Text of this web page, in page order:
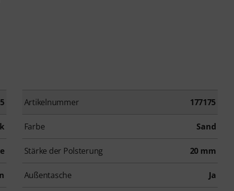
Artikelnummer 177175
Farbe Sand
Stärke der Polsterung 20 mm
Außentasche Ja